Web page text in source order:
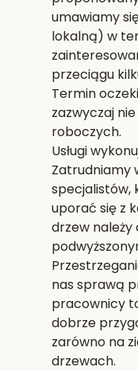
umawiamy
lokalną) w
przeciągu
Termin
zazwyczaj
roboczych.
Usługi
Zatrudniamy
specjalistów,
uporać się z
drzew
nas sprawą
pracownicy
dobrze
zarówno na
drzewach.